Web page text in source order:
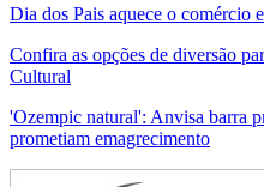
Dia dos Pais aquece o comércio
Confira as opções de diversão
Cultural
'Ozempic natural': Anvisa barra
prometiam emagrecimento